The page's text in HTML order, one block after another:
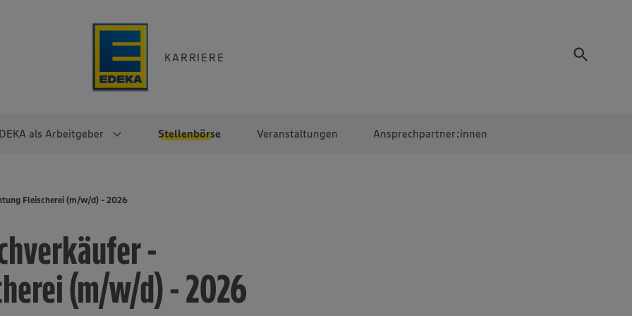
KARRIERE
als Arbeitgeber Stellenbörse Veranstaltungen Ansprechpartner:innen
Direkteinstieg
Noch Fragen?
Überblick
EDEKA Fruchtkontor
EDEKA Foodservice
EDEKA-
Fleischerei (m/w/d) - 2026
-
(m/w/d) - 2026